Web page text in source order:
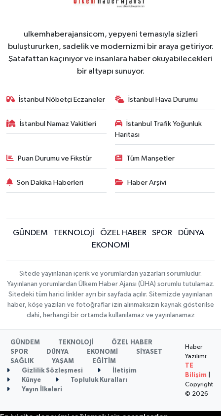
ulkemhaberajansicom, yepyeni temasıyla sizleri
buluştururken, sadelik ve modernizmi bir araya getiriyor.
Şatafattan kaçınıyor ve insanlara haber okuyabilecekleri
bir altyapı sunuyor.
İstanbul Nöbetçi Eczaneler İstanbul Hava Durumu
İstanbul Namaz Vakitleri
İstanbul Trafik Yoğunluk
Haritası
Puan Durumu ve Fikstür Tüm Manşetler
Son Dakika Haberleri Haber Arşivi
GÜNDEM TEKNOLOJİ ÖZEL HABER SPOR
DÜNYA
EKONOMİ
Sitede yayınlanan içerik ve yorumlardan yazarları sorumludur.
Yayınlanan yorumlardan Ülkem Haber Ajansı (ÜHA) sorumlu tutulamaz.
Sitedeki tüm harici linkler ayrı bir sayfada açılır. Sitemizde yayınlanan
haber, köşe yazıları ve fotoğraflar izin alınmaksızın kaynak gösterilse
dahi, herhangi bir ortamda kullanılamaz ve yayınlanamaz
GÜNDEM TEKNOLOJİ
ÖZEL HABER
SPOR
DÜNYA EKONOMİ
SİYASET
SAĞLIK
YAŞAM
EĞİTİM
Gizlilik Sözleşmesi
İletişim
Künye
Topluluk Kuralları
Yayın İlkeleri
Haber
Yazılımı:
TE
Bilişim
Copyright
© 2026